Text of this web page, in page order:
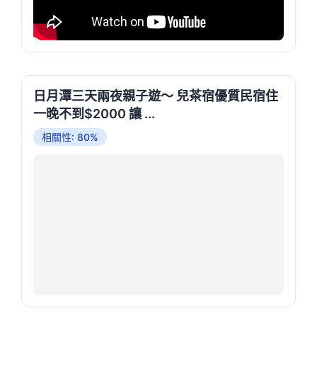
日月潭三天兩夜親子遊～ 兒茶宿優質民宿住
一晚不到$2000 讓 ...
相關性: 80%